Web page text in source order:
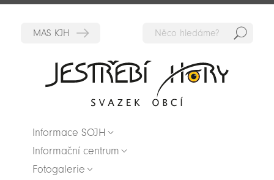
Informace SOJH
Informační centrum
Fotogalerie